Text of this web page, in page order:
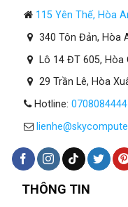
115 Yên Thế, Hòa
340 Tôn Đản, Hòa
Lô 14 ĐT 605, Hòa
29 Trần Lê, Hòa
Hotline: 0708084444
THÔNG TIN